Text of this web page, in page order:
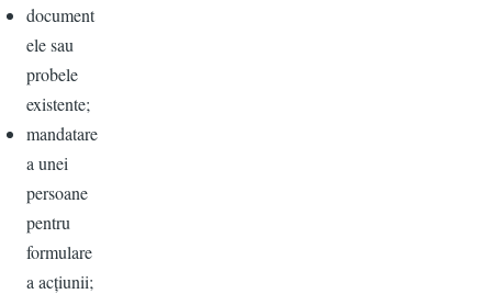
document
ele sau
probele
existente;
mandatare
a unei
persoane
pentru
formulare
a acțiunii;